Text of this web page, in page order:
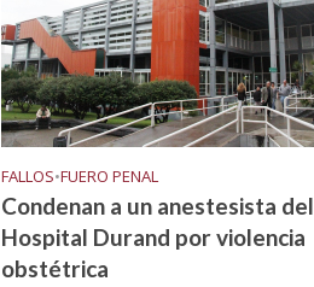
FALLOS•FUERO PENAL
Condenan a un anestesista del
Hospital Durand por violencia
obstétrica